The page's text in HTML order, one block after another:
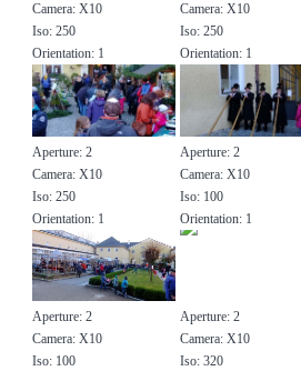
Camera: X10
Iso: 250
Orientation: 1
Camera: X10
Iso: 250
Orientation: 1
Aperture: 2
Camera: X10
Iso: 250
Orientation: 1
Aperture: 2
Camera: X10
Iso: 100
Orientation: 1
Aperture: 2
Camera: X10
Iso: 100
Aperture: 2
Camera: X10
Iso: 320